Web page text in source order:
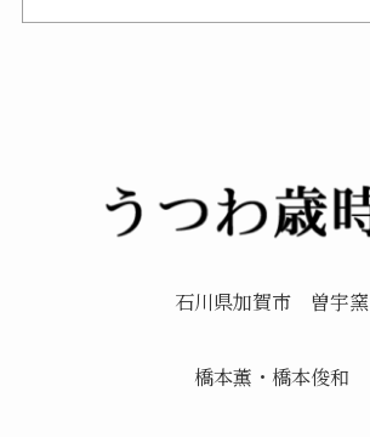
石川県加賀市 曽宇窯
橋本薫・橋本俊和